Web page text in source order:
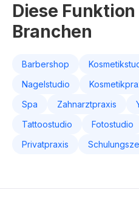
Diese
Branchen
Barbershop
Nagelstudio
Spa
Zahnarztpraxis
Tattoostudio
Fotostudio
Privatpraxis